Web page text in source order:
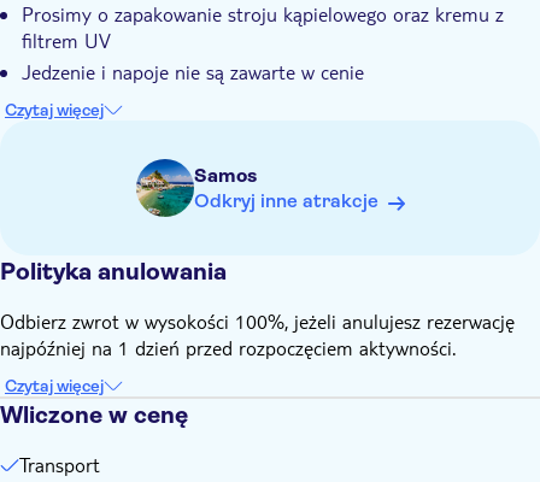
Wycieczkę prowadzi doświadczony lokalny przewodnik, który
doskonale zna wyspę i jej historię
Prosimy o zapakowanie stroju kąpielowego oraz kremu z
filtrem UV
Jedzenie i napoje nie są zawarte w cenie
Prosimy o zapakowanie odpowiedniego obuwia
Czytaj więcej
Samos
Odkryj inne atrakcje
Polityka anulowania
Odbierz zwrot w wysokości 100%, jeżeli anulujesz rezerwację
najpóźniej na 1 dzień przed rozpoczęciem aktywności.
Czytaj więcej
Wliczone w cenę
Transport